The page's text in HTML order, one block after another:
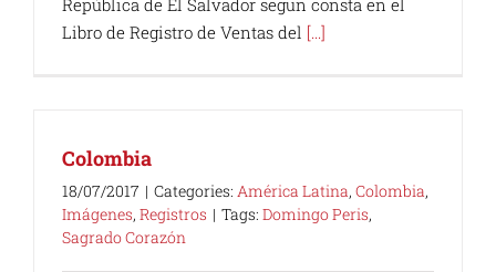
República de El Salvador segun consta en el
Libro de Registro de Ventas del [...]
Colombia
18/07/2017 | Categories: América Latina, Colombia,
Imágenes, Registros | Tags: Domingo Peris,
Sagrado Corazón